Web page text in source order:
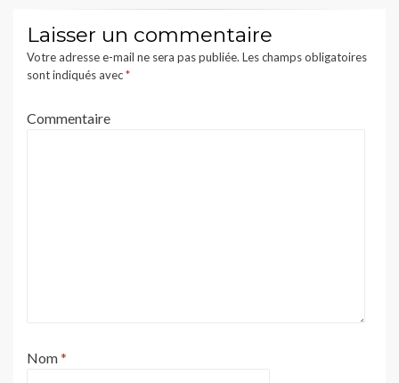
Laisser un commentaire
Votre adresse e-mail ne sera pas publiée. Les champs obligatoires
sont indiqués avec*
Commentaire
Nom*